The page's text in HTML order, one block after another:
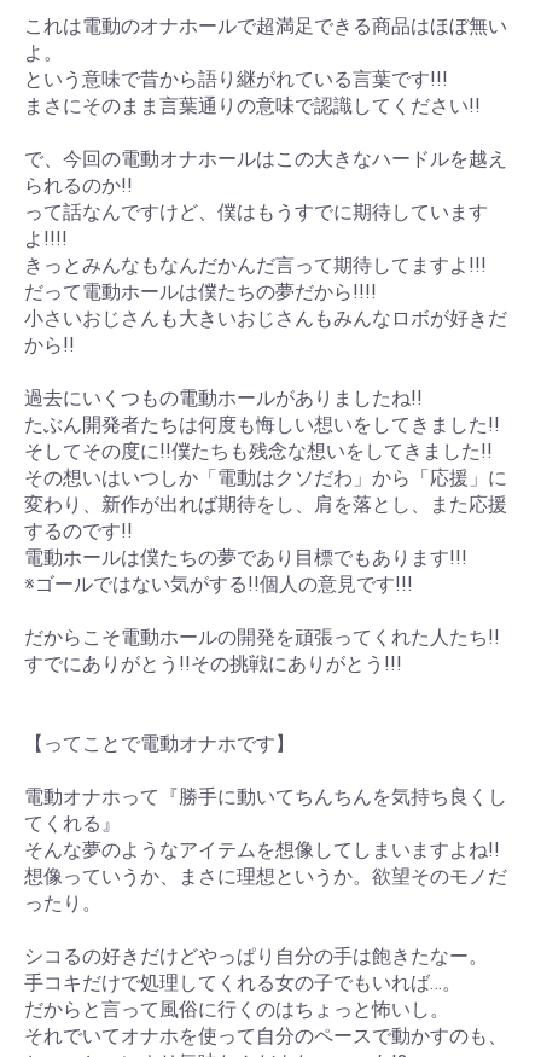
これは電動のオナホールで超満足できる商品はほぼ無い
よ。
という意味で昔から語り継がれている言葉です!!!
まさにそのまま言葉通りの意味で認識してください!!
で、今回の電動オナホールはこの大きなハードルを越え
られるのか!!
って話なんですけど、僕はもうすでに期待しています
よ!!!!
きっとみんなもなんだかんだ言って期待してますよ!!!
だって電動ホールは僕たちの夢だから!!!!
小さいおじさんも大きいおじさんもみんなロボが好きだ
から!!
過去にいくつもの電動ホールがありましたね!!
たぶん開発者たちは何度も悔しい想いをしてきました!!
そしてその度に!!僕たちも残念な想いをしてきました!!
その想いはいつしか「電動はクソだわ」から「応援」に
変わり、新作が出れば期待をし、肩を落とし、また応援
するのです!!
電動ホールは僕たちの夢であり目標でもあります!!!
※ゴールではない気がする!!個人の意見です!!!
だからこそ電動ホールの開発を頑張ってくれた人たち!!
すでにありがとう!!その挑戦にありがとう!!!
【ってことで電動オナホです】
電動オナホって『勝手に動いてちんちんを気持ち良くし
てくれる』
そんな夢のようなアイテムを想像してしまいますよね!!
想像っていうか、まさに理想というか。欲望そのモノだ
ったり。
シコるの好きだけどやっぱり自分の手は飽きたなー。
手コキだけで処理してくれる女の子でもいれば…。
だからと言って風俗に行くのはちょっと怖いし。
それでいてオナホを使って自分のペースで動かすのも、